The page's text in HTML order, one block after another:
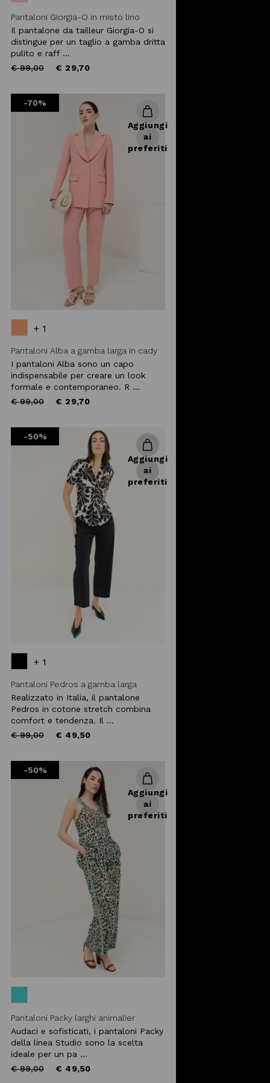
Pantaloni Giorgia-O in misto lino
Il pantalone da tailleur Giorgia-O si
distingue per un taglio a gamba dritta
pulito e raff ...
Price
€ 99,00to € 29,70
-70%
Aggiungi
ai
preferiti
+ 1
Pantaloni Alba a gamba larga in cady
I pantaloni Alba sono un capo
indispensabile per creare un look
formale e contemporaneo. R ...
Price
€ 99,00to € 29,70
-50%
Aggiungi
ai
preferiti
+ 1
Pantaloni Pedros a gamba larga
Realizzato in Italia, il pantalone
Pedros in cotone stretch combina
comfort e tendenza. Il ...
Price
€ 99,00to € 49,50
-50%
Aggiungi
ai
preferiti
Pantaloni Packy larghi animalier
Audaci e sofisticati, i pantaloni Packy
della linea Studio sono la scelta
ideale per un pa ...
Price
€ 99,00to € 49,50